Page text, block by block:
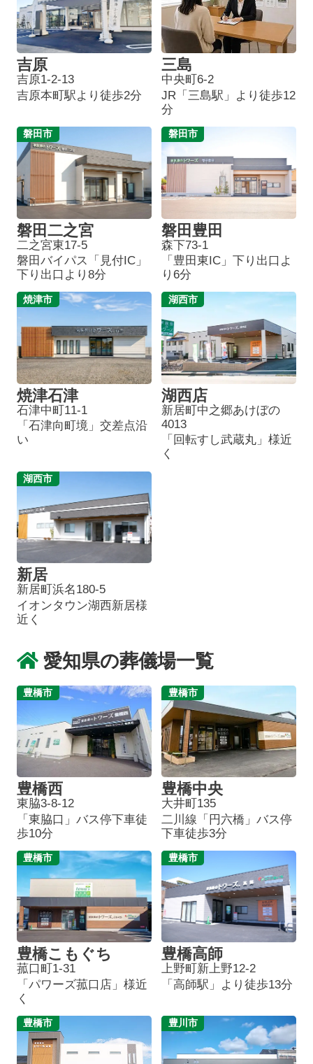
吉原
吉原1-2-13
吉原本町駅より徒歩2分
三島
中央町6-2
JR「三島駅」より徒歩12
分
磐田市
磐田二之宮
二之宮東17-5
磐田バイパス「見付IC」
下り出口より8分
磐田市
磐田豊田
森下73-1
「豊田東IC」下り出口よ
り6分
焼津市
焼津石津
石津中町11-1
「石津向町境」交差点沿
い
湖西市
湖西店
新居町中之郷あけぼの
4013
「回転すし武蔵丸」様近
く
湖西市
新居
新居町浜名180-5
イオンタウン湖西新居様
近く
愛知県の葬儀場一覧
豊橋市
豊橋西
東脇3-8-12
「東脇口」バス停下車徒
歩10分
豊橋市
豊橋中央
大井町135
二川線「円六橋」バス停
下車徒歩3分
豊橋市
豊橋こもぐち
菰口町1-31
「パワーズ菰口店」様近
く
豊橋市
豊橋高師
上野町新上野12-2
「高師駅」より徒歩13分
豊橋市 豊川市
葬儀プランがお得な会員価格!